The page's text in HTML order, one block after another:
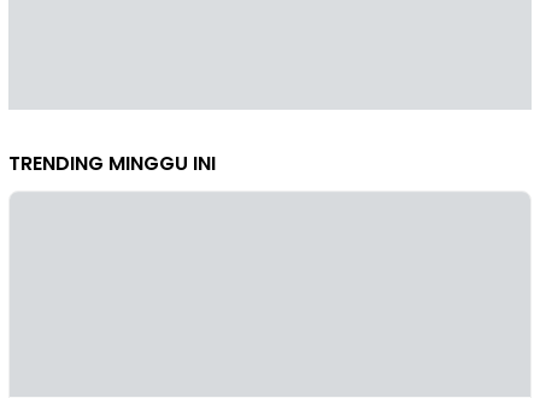
TRENDING MINGGU INI